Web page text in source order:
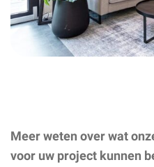
Meer weten over wat
voor uw project kunnen